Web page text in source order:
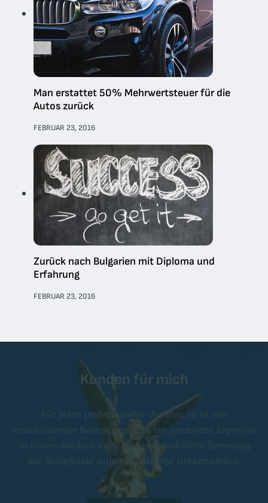
Man erstattet 50% Mehrwertsteuer für die
Autos zurück
FEBRUAR 23, 2016
Zurück nach Bulgarien mit Diploma und
Erfahrung
FEBRUAR 23, 2016
Kunden für mich
Für jeden professionellen Juristen ist es von
entscheidender Bedeutung, nicht nur juristische Expertise
zu bieten, sondern auch eine personalisierte Betreuung
der Bedürfnisse seiner Mandanten sicherzustellen.